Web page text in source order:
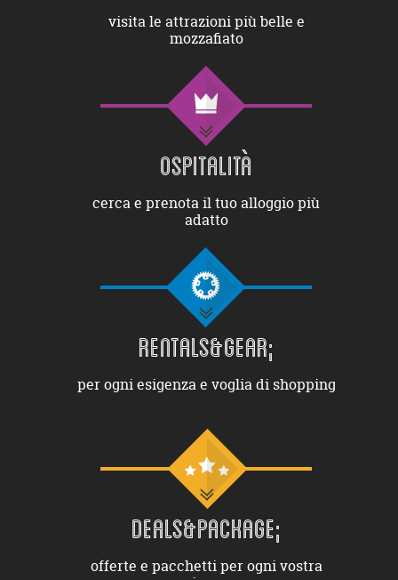
visita le attrazioni più belle e
mozzafiato
OSPITALITÀ
cerca e prenota il tuo alloggio più
adatto
RENTALS&GEAR;
per ogni esigenza e voglia di shopping
DEALS&PACKAGE;
offerte e pacchetti per ogni vostra